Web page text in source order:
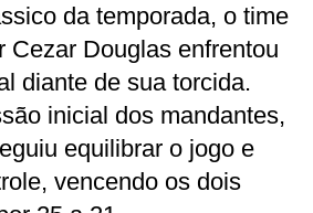
da temporada, o time
Cezar Douglas enfrentou
diante de sua torcida.
inicial dos mandantes,
equilibrar o jogo e
vencendo os dois